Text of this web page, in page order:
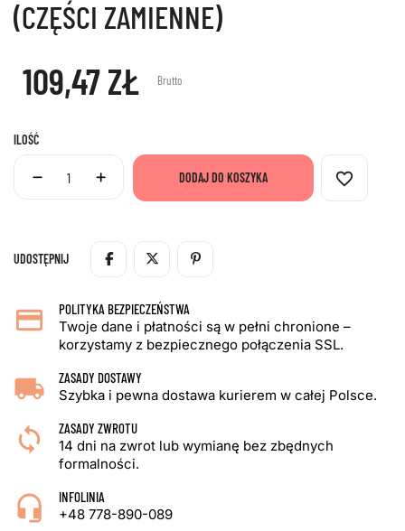
(CZĘŚCI ZAMIENNE)
109,47 ZŁ Brutto
ILOŚĆ
DODAJ DO KOSZYKA favorite_border
UDOSTĘPNIJ
POLITYKA BEZPIECZEŃSTWA
Twoje dane i płatności są w pełni chronione –
korzystamy z bezpiecznego połączenia SSL.
ZASADY DOSTAWY
Szybka i pewna dostawa kurierem w całej Polsce.
ZASADY ZWROTU
14 dni na zwrot lub wymianę bez zbędnych
formalności.
INFOLINIA
+48 778-890-089